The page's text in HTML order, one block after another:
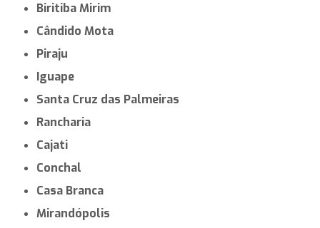
Biritiba Mirim
Cândido Mota
Piraju
Iguape
Santa Cruz das Palmeiras
Rancharia
Cajati
Conchal
Casa Branca
Mirandópolis